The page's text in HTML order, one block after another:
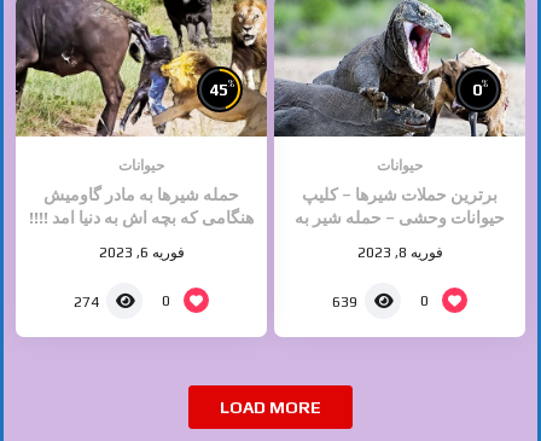
0%
حیوانات
برترین حملات شیرها – کلیپ
حیوانات وحشی – حمله شیر به
فوریه 8, 2023
0
639
45%
حیوانات
حمله شیرها به مادر گاومیش
هنگامی که بچه اش به دنیا امد !!!!
فوریه 6, 2023
0
274
LOAD MORE